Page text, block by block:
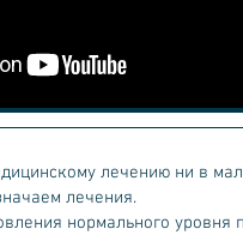
лечению ни в
лечения.
нормального уровня